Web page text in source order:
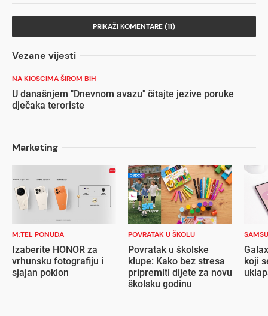
PRIKAŽI KOMENTARE (11)
Vezane vijesti
NA KIOSCIMA ŠIROM BIH
U današnjem "Dnevnom avazu" čitajte jezive poruke
dječaka teroriste
Marketing
M:TEL PONUDA
Izaberite HONOR za
vrhunsku fotografiju i
sjajan poklon
POVRATAK U ŠKOLU
Povratak u školske
klupe: Kako bez stresa
pripremiti dijete za novu
školsku godinu
koji